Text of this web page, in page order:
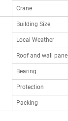
Crane
Building Size
Local Weather
Roof and wall panel
Bearing
Protection
Packing